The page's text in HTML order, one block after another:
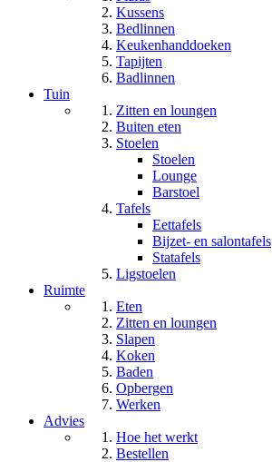
Kussens
Bedlinnen
Keukenhanddoeken
Tapijten
Badlinnen
Tuin
Zitten en loungen
Buiten eten
Stoelen
Stoelen
Lounge
Barstoel
Tafels
Eettafels
Bijzet- en salontafels
Statafels
Ligstoelen
Ruimte
Eten
Zitten en loungen
Slapen
Koken
Baden
Opbergen
Werken
Advies
Hoe het werkt
Bestellen